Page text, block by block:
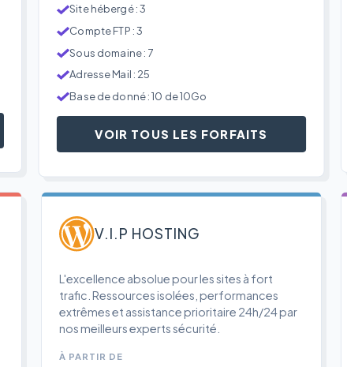
Site hébergé : 3
Compte FTP : 3
Sous domaine : 7
Adresse Mail : 25
Base de donné : 10 de 10Go
VOIR TOUS LES FORFAITS
V.I.P HOSTING
L'excellence absolue pour les sites à fort
trafic. Ressources isolées, performances
extrêmes et assistance prioritaire 24h/24 par
nos meilleurs experts sécurité.
À PARTIR DE